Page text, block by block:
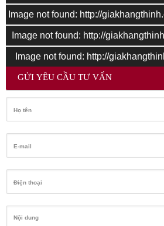
Image not found: http://
Image not found: http://
Image not found: http://
GỬI YÊU CẦU TƯ VẤN